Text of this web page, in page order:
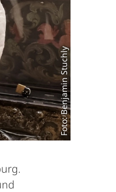
Foto: Benjamin Stuchly